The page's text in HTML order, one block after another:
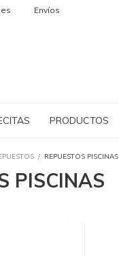
Envíos
PRODUCTOS
/ REPUESTOS PISCINAS
PISCINAS